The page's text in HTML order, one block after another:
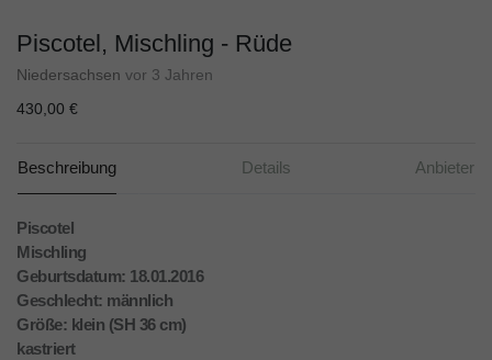
Piscotel, Mischling - Rüde
Niedersachsen vor 3 Jahren
430,00 €
Beschreibung Details Anbieter
Piscotel
Mischling
Geburtsdatum: 18.01.2016
Geschlecht: männlich
Größe: klein (SH 36 cm)
kastriert